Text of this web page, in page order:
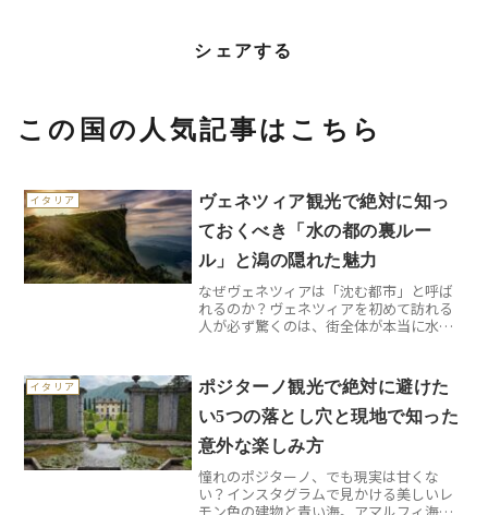
シェアする
この国の人気記事はこちら
イタリア
ヴェネツィア観光で絶対に知っ
ておくべき「水の都の裏ルー
ル」と潟の隠れた魅力
なぜヴェネツィアは「沈む都市」と呼ば
れるのか？ヴェネツィアを初めて訪れる
人が必ず驚くのは、街全体が本当に水の
ます。年間約2ミリずつ沈下しており、同
時に海面上昇も進んでい...
イタリア
ポジターノ観光で絶対に避けた
い5つの落とし穴と現地で知った
意外な楽しみ方
憧れのポジターノ、でも現実は甘くな
い？インスタグラムで見かける美しいレ